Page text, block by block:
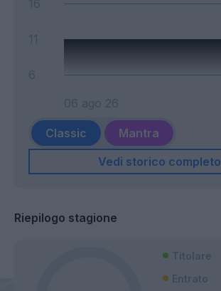
Classic
Mantra
Vedi storico completo
Riepilogo stagione